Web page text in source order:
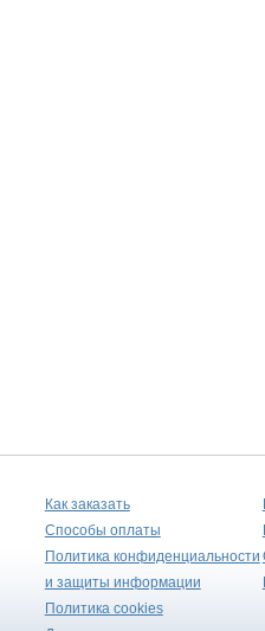
Как заказать
Способы оплаты
Политика конфиденциальности
и защиты информации
Политика cookies